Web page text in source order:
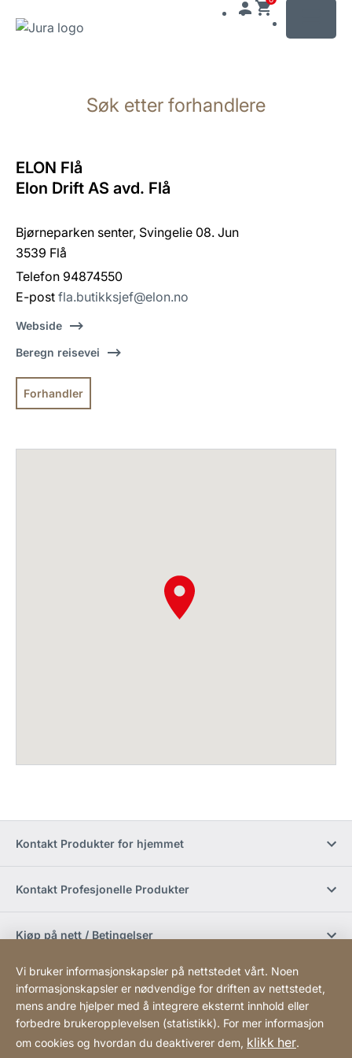
søk
Søk etter forhandlere
ELON Flå
Elon Drift AS avd. Flå
Bjørneparken senter, Svingelie 08. Jun
3539 Flå
Telefon 94874550
E-post fla.butikksjef@elon.no
Webside
Beregn reisevei
Forhandler
Kontakt Produkter for hjemmet
Kontakt Profesjonelle Produkter
Kjøp på nett / Betingelser
Newsletter
Vi bruker informasjonskapsler på nettstedet vårt. Noen
informasjonskapsler er nødvendige for driften av nettstedet,
mens andre hjelper med å integrere eksternt innhold eller
forbedre brukeropplevelsen (statistikk). For mer informasjon
om cookies og hvordan du deaktiverer dem, klikk her.